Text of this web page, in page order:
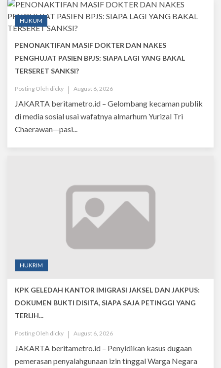
HUKUM
PENONAKTIFAN MASIF DOKTER DAN NAKES
PENGHUJAT PASIEN BPJS: SIAPA LAGI YANG BAKAL
TERSERET SANKSI?
Posting Oleh dicky August 6, 2026
JAKARTA beritametro.id – Gelombang kecaman publik
di media sosial usai wafatnya almarhum Yurizal Tri
Chaerawan—pasi...
HUKRIM
KPK GELEDAH KANTOR IMIGRASI JAKSEL DAN JAKPUS:
DOKUMEN BUKTI DISITA, SIAPA SAJA PETINGGI YANG
TERLIH...
Posting Oleh dicky August 6, 2026
JAKARTA beritametro.id – Penyidikan kasus dugaan
pemerasan penyalahgunaan izin tinggal Warga Negara